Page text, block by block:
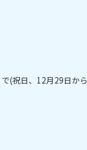
(祝日、12月29日か